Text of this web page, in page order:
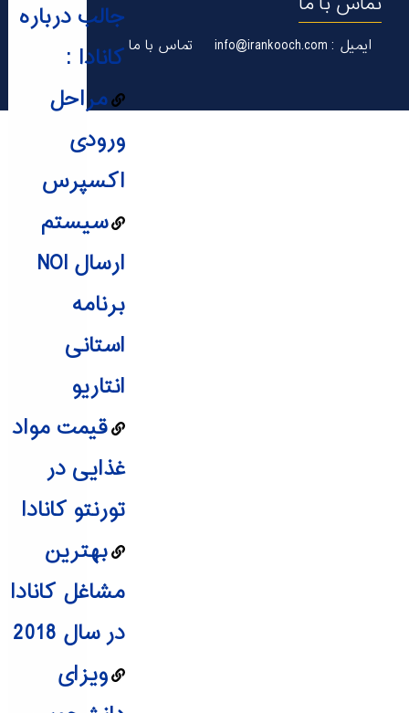
جالب درباره
کانادا :
مراحل
ورودی
اکسپرس
سیستم
ارسال NOI
برنامه
استانی
انتاریو
قیمت مواد
غذایی در
تورنتو کانادا
بهترین
مشاغل کانادا
در سال 2018
ویزای
ایمیل : info@irankooch.com تماس با ما